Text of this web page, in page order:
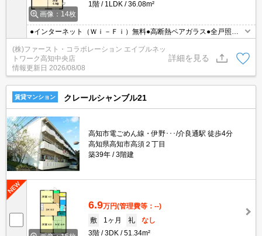
画像：14枚
1階
1LDK 36.08m²
●インターネット（Ｗｉ－Ｆｉ）無料●高断熱ペアガラス●全戸照明
付き●エアコン１台付●駐車場１台分込み♪
(株)ファースト・コラボレーション エイブルネッ
トワーク高知中央店
情報更新日 2026/08/08
詳細を見る
賃貸マンション クレールシャンブル21
高知市電ごめん線・伊野･･･/介良通駅 徒歩4分
高知県高知市高須２丁目
築39年
3階建
6.9万円(管理費等：--)
敷
1ヶ月 礼
なし
3階
3DK 51.34m²